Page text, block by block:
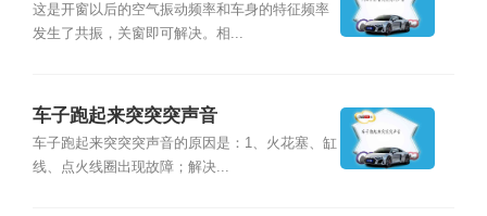
这是开窗以后的空气振动频率和车身的特征频率
发生了共振，关窗即可解决。相...
车子跑起来突突突声音
车子跑起来突突突声音的原因是：1、火花塞、缸
线、点火线圈出现故障；解决...